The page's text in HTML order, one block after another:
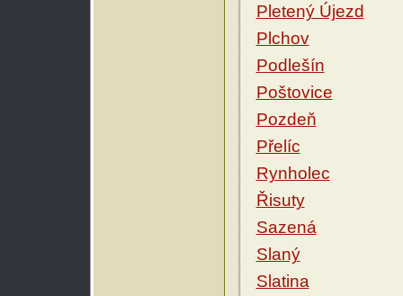
Pletený Újezd
Plchov
Podlešín
Poštovice
Pozdeň
Přelíc
Rynholec
Řisuty
Sazená
Slaný
Slatina